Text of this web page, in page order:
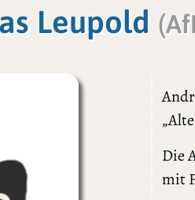
Leupold
Die
mit